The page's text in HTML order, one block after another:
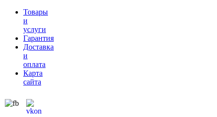
Товары
и
услуги
Гарантия
Доставка
и
оплата
Карта
сайта